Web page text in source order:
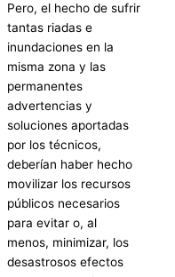
Pero, el hecho de sufrir
tantas riadas e
inundaciones en la
misma zona y las
permanentes
advertencias y
soluciones aportadas
por los técnicos,
deberían haber hecho
movilizar los recursos
públicos necesarios
para evitar o, al
menos, minimizar, los
desastrosos efectos